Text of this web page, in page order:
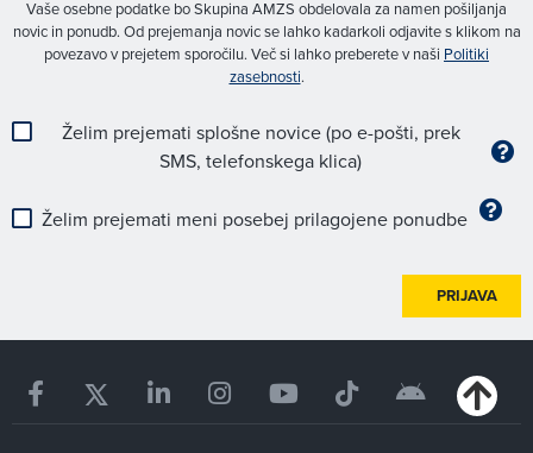
Vaše osebne podatke bo Skupina AMZS obdelovala za namen pošiljanja
novic in ponudb. Od prejemanja novic se lahko kadarkoli odjavite s klikom na
povezavo v prejetem sporočilu. Več si lahko preberete v naši Politiki
zasebnosti.
Želim prejemati splošne novice (po e-pošti, prek
SMS, telefonskega klica)
Želim prejemati meni posebej prilagojene ponudbe
PRIJAVA